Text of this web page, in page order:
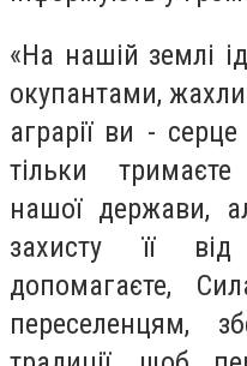
«На нашій землі
окупантами,
аграрії ви -
тільки
нашої держави,
захисту її
допомагаєте,
переселенцям,